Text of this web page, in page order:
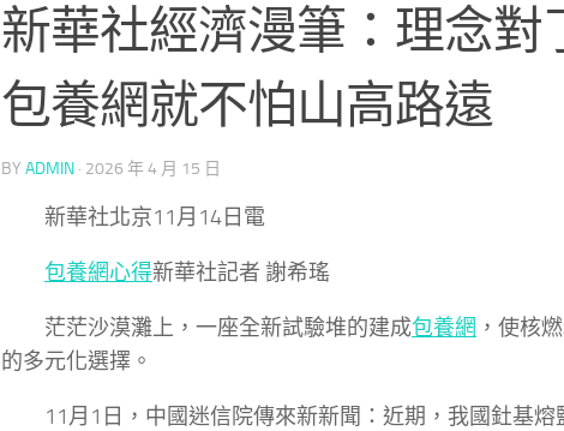
新華社經濟漫筆：理念對
包養網就不怕山高路遠
BY ADMIN · 2026 年 4 月 15 日
新華社北京11月14日電
包養網心得新華社記者 謝希瑤
茫茫沙漠灘上，一座全新試驗堆的建成包養網 ，使核
的多元化選擇。
11月1日，中國迷信院傳來新新聞：近期，我國釷基熔